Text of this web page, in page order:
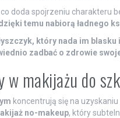
co doda spojrzeniu charakteru
temu nabiorą ładnego
który nada im
zadbać o zdrowie
w makijażu do
koncentrują się na uzyskaniu
no-makeup, który